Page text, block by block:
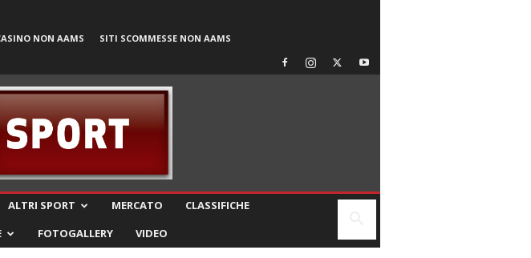
NON AAMS SITI SCOMMESSE NON AAMS
ALTRI SPORT MERCATO
CLASSIFICHE
FOTOGALLERY VIDEO